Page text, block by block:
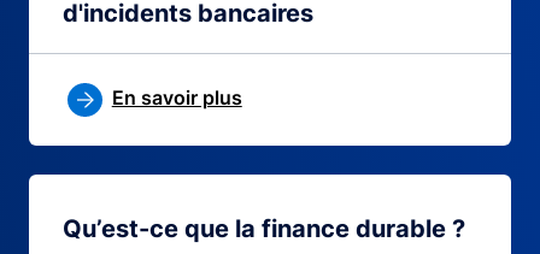
d'incidents bancaires
En savoir plus
Qu’est-ce que la finance durable ?